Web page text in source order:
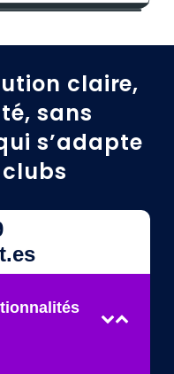
claire,
sans
s’adapte